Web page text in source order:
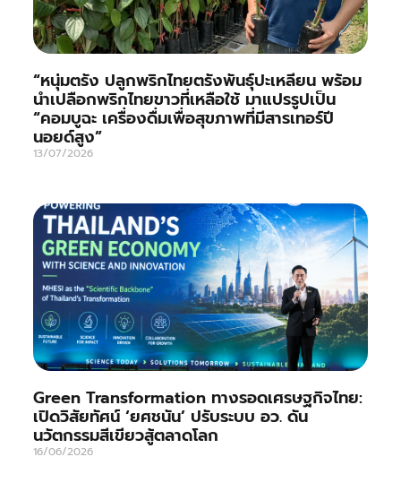
“หนุ่มตรัง ปลูกพริกไทยตรังพันธุ์ปะเหลียน พร้อม
นำเปลือกพริกไทยขาวที่เหลือใช้ มาแปรรูปเป็น
“คอมบูฉะ เครื่องดื่มเพื่อสุขภาพที่มีสารเทอร์ปี
นอยด์สูง”
13/07/2026
Green Transformation ทางรอดเศรษฐกิจไทย:
เปิดวิสัยทัศน์ ‘ยศชนัน’ ปรับระบบ อว. ดัน
นวัตกรรมสีเขียวสู้ตลาดโลก
16/06/2026